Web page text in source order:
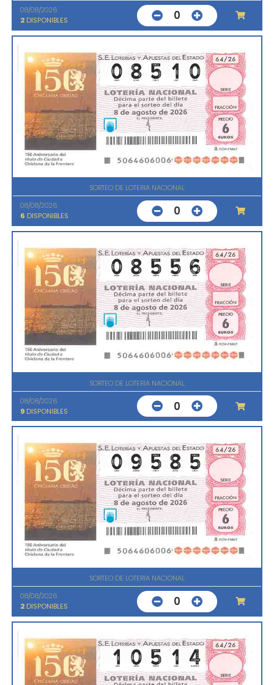
08/08/2026
2 DISPONIBLES 0
SORTEO DE LOTERIA NACIONAL
08/08/2026
6 DISPONIBLES 0
SORTEO DE LOTERIA NACIONAL
08/08/2026
9 DISPONIBLES 0
SORTEO DE LOTERIA NACIONAL
08/08/2026
2 DISPONIBLES 0